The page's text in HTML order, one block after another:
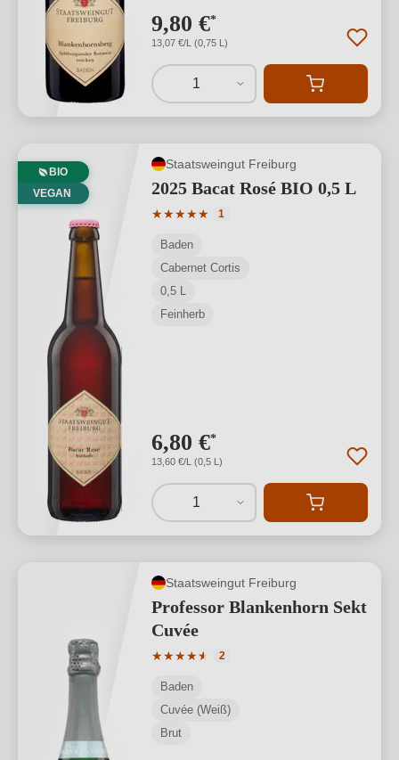
9,80 €*
13,07 €/L (0,75 L)
1
BIO
VEGAN
Staatsweingut Freiburg
2025 Bacat Rosé BIO 0,5 L
★★★★★
Durchschnittliche Bewertung von 5
1
Baden
Cabernet Cortis
0,5 L
Feinherb
6,80 €*
13,60 €/L (0,5 L)
1
Staatsweingut Freiburg
Professor Blankenhorn Sekt
Cuvée
★★★★★
★
Durchschnittliche Bewertung von 4.5
2
Baden
Cuvée (Weiß)
Brut